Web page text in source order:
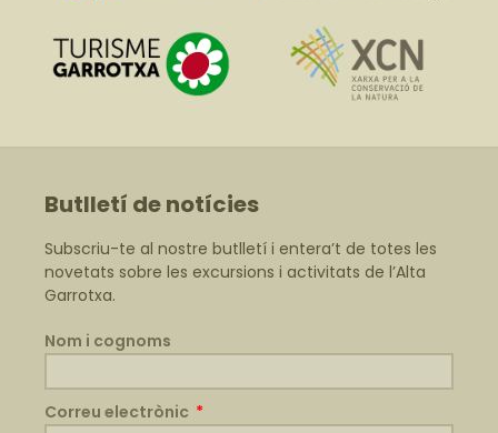
Butlletí de notícies
Subscriu-te al nostre butlletí i entera’t de totes les
novetats sobre les excursions i activitats de l’Alta
Garrotxa.
Nom i cognoms
Correu electrònic